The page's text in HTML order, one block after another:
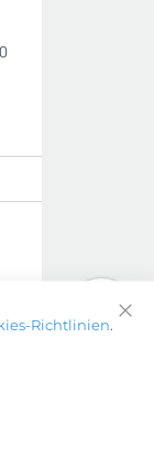
Richtlinien.